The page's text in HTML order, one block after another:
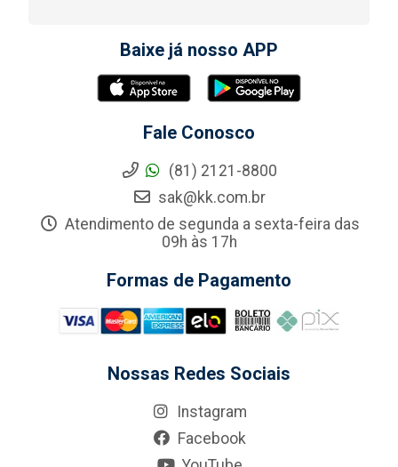
Baixe já nosso APP
Fale Conosco
(81) 2121-8800
sak@kk.com.br
Atendimento de segunda a sexta-feira das
09h às 17h
Formas de Pagamento
Nossas Redes Sociais
Instagram
Facebook